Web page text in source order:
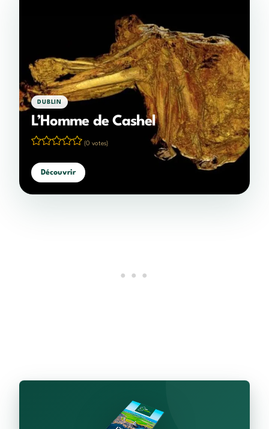
DUBLIN
L’Homme de Cashel
(0 votes)
Découvrir